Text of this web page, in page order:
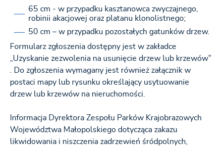
65 cm - w przypadku kasztanowca zwyczajnego,
robinii akacjowej oraz platanu klonolistnego;
50 cm – w przypadku pozostałych gatunków drzew.
Formularz zgłoszenia dostępny jest w zakładce
„Uzyskanie zezwolenia na usunięcie drzew lub krzewów”
. Do zgłoszenia wymagany jest również załącznik w
postaci mapy lub rysunku określający usytuowanie
drzew lub krzewów na nieruchomości.
Informacja Dyrektora Zespołu Parków Krajobrazowych
Województwa Małopolskiego dotycząca zakazu
likwidowania i niszczenia zadrzewień śródpolnych,